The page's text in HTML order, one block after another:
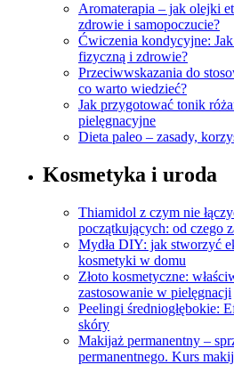
Aromaterapia – jak olejki
zdrowie i samopoczucie?
Ćwiczenia kondycyjne:
fizyczną i zdrowie?
Przeciwwskazania do
co warto wiedzieć?
Jak przygotować tonik
pielęgnacyjne
Dieta paleo – zasady,
Kosmetyka i uroda
Thiamidol z czym nie
początkujących: od czego
Mydła DIY: jak stworzyć
kosmetyki w domu
Złoto kosmetyczne:
zastosowanie w pielęgnacji
Peelingi średniogłębokie:
skóry
Makijaż permanentny –
permanentnego. Kurs